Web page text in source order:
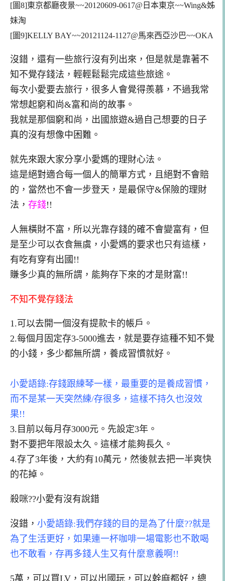
[圖8]東京都廳夜景~~20120609-0617@日本東京~~Wing&姊
妹淘
[圖9]KELLY BAY~~20121124-1127@馬來西亞沙巴~~OKA
沒錯，還有一些旅行沒有列出來，但是就是靠著不
知不覺存錢法 ，輕輕鬆鬆完成這些旅途。
每次小愛要去旅行，很多人會覺得羨慕，不過我常
常想起窮和尚&富和尚的故事。
我就是那個窮和尚，出國旅遊&過自己想要的日子
真的沒有想像中困難。
就先來跟大家分享小愛媽的理財心法。
這是絕對適合每一個人的簡單方式，且絕對不會賠
的，當然也不會一步登天，是最保守&保險的理財
法， 存錢!!
人無橫財不富，所以光靠存錢的確不會變富有，但
是至少可以衣食無虞，小愛媽的要求也只有這樣，
有吃有穿有出國!!
賺多少真的無所謂，能夠存下來的才是財富!!
不知不覺存錢法
1.可以去開一個沒有提款卡的帳戶 。
2.每個月固定存3-5000進去，就是要存這種不知不覺
的小錢，多少都無所謂， 養成習慣就好。
小愛語錄:存錢跟練琴一樣，最重要的是養成習慣，
而不是某一天突然練/存很多，這樣不持久也沒效
果!!
3. 目前以每月存3000元。 先設定3年。
對不要把年限設太久。這樣才能夠長久。
4.存了3年後 ，大約有10萬元，然後就去把一半爽快
的花掉。
殺咪??小愛有沒有說錯
沒錯， 小愛語錄:我們存錢的目的是為了什麼??就是
為了生活更好，如果連一杯咖啡一場電影也不敢喝
也不敢看， 存再多錢人生又有什麼意義啊!!
5萬，可以買LV，可以出國玩， 可以幹麻都好，總